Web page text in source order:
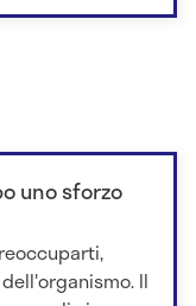
uno sforzo
Il